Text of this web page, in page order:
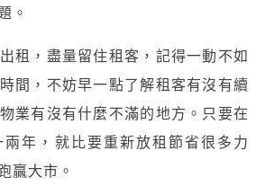
。
租，盡量留住租客，記得一動不如
間，不妨早一點了解租客有沒有續
業有沒有什麼不滿的地方。只要在
年，就比要重新放租節省很多力
贏大市。